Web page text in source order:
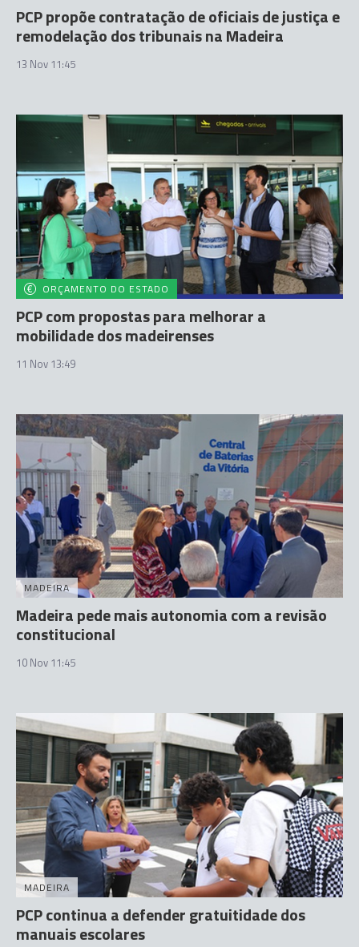
PCP propõe contratação de oficiais de justiça e
remodelação dos tribunais na Madeira
13 Nov 11:45
ORÇAMENTO DO ESTADO
PCP com propostas para melhorar a
mobilidade dos madeirenses
11 Nov 13:49
MADEIRA
Madeira pede mais autonomia com a revisão
constitucional
10 Nov 11:45
MADEIRA
PCP continua a defender gratuitidade dos
manuais escolares